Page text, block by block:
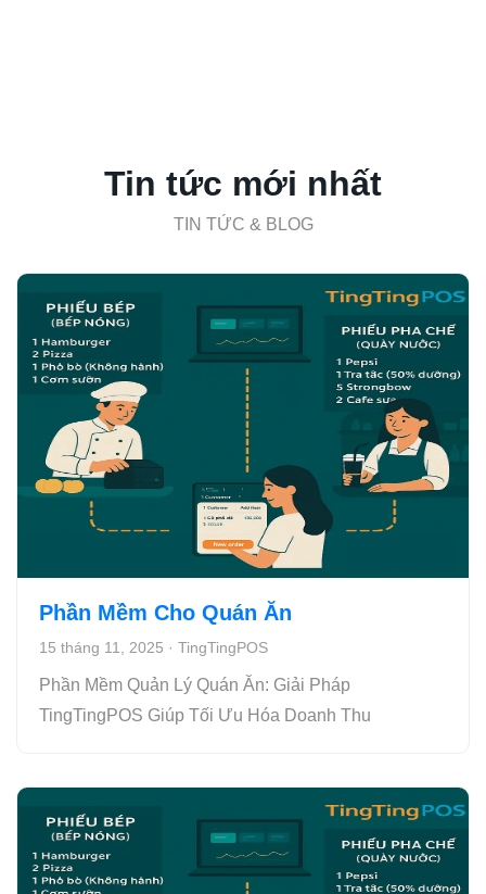
Tin tức mới nhất
TIN TỨC & BLOG
Phần Mềm Cho Quán Ăn
15 tháng 11, 2025 · TingTingPOS
Phần Mềm Quản Lý Quán Ăn: Giải Pháp
TingTingPOS Giúp Tối Ưu Hóa Doanh Thu